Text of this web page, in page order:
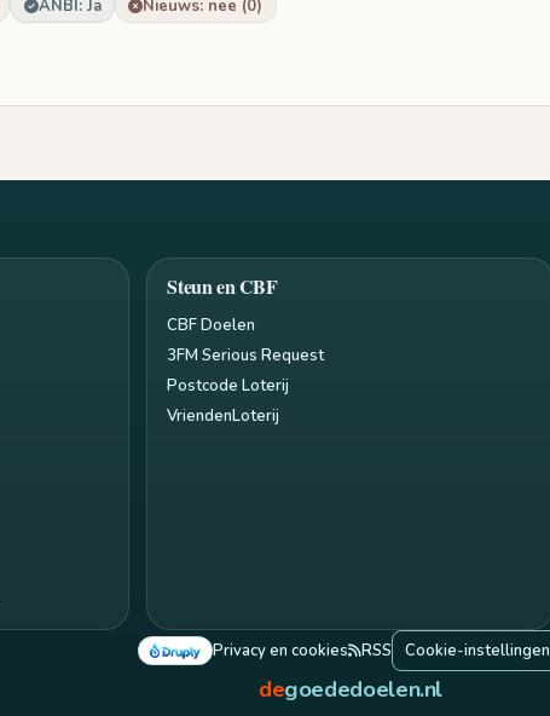
ANBI: Ja Nieuws: nee (0)
Steun en CBF
CBF Doelen
3FM Serious Request
Postcode Loterij
VriendenLoterij
Privacy en cookies RSS Cookie-instellingen
degoededoelen.nl